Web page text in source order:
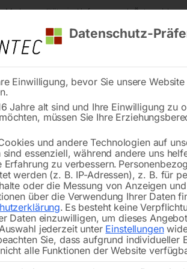
Markenqualität Lieferung nach Österreich
0-180°
🔍
für STM-Modelle, FSM 570/
Datenschutz-
Einwilligung, bevor Sie unsere
Jahre alt sind und Ihre Einwilligung zu
müssen Sie Ihre
und andere Technologien auf
sind essenziell, während andere uns
Erfahrung zu verbessern.
werden (z. B. IP-Adressen), z. B. für
oder die Messung von Anzeigen
über die Verwendung Ihrer Daten
. Es besteht keine
Daten einzuwilligen, um dieses
jederzeit unter Einstellungen
Sie, dass aufgrund individueller
alle Funktionen der Website